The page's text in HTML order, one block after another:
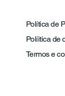
Política de
Termos e
Políitica de